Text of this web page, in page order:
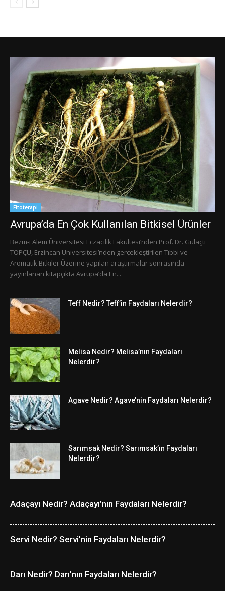
Fitoterapi
Avrupa’da En Çok Kullanılan Bitkisel Ürünler
Bezm-i Alem Üniversitesi Eczacılık Fakültesi‘nden Prof. Dr. Gülaçtı
TOPÇU, Erzincan Üniversitesi’nden gerçekleştirilen Tıbbi ve
Aromatik Bitkiler Üzerine yapılan araştırmalar sonrasında
yayınlanan kitapçıkta Avrupa’da En...
Teff Nedir? Teff’in Faydaları Nelerdir?
Melisa Nedir? Melisa’nın Faydaları
Nelerdir?
Agave Nedir? Agave’nin Faydaları Nelerdir?
Sarımsak Nedir? Sarımsak’ın Faydaları
Nelerdir?
Adaçayı Nedir? Adaçayı’nın Faydaları Nelerdir?
Servi Nedir? Servi’nin Faydaları Nelerdir?
Darı Nedir? Darı’nın Faydaları Nelerdir?